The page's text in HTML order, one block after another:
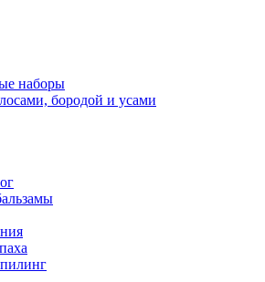
наборы
бородой и усами